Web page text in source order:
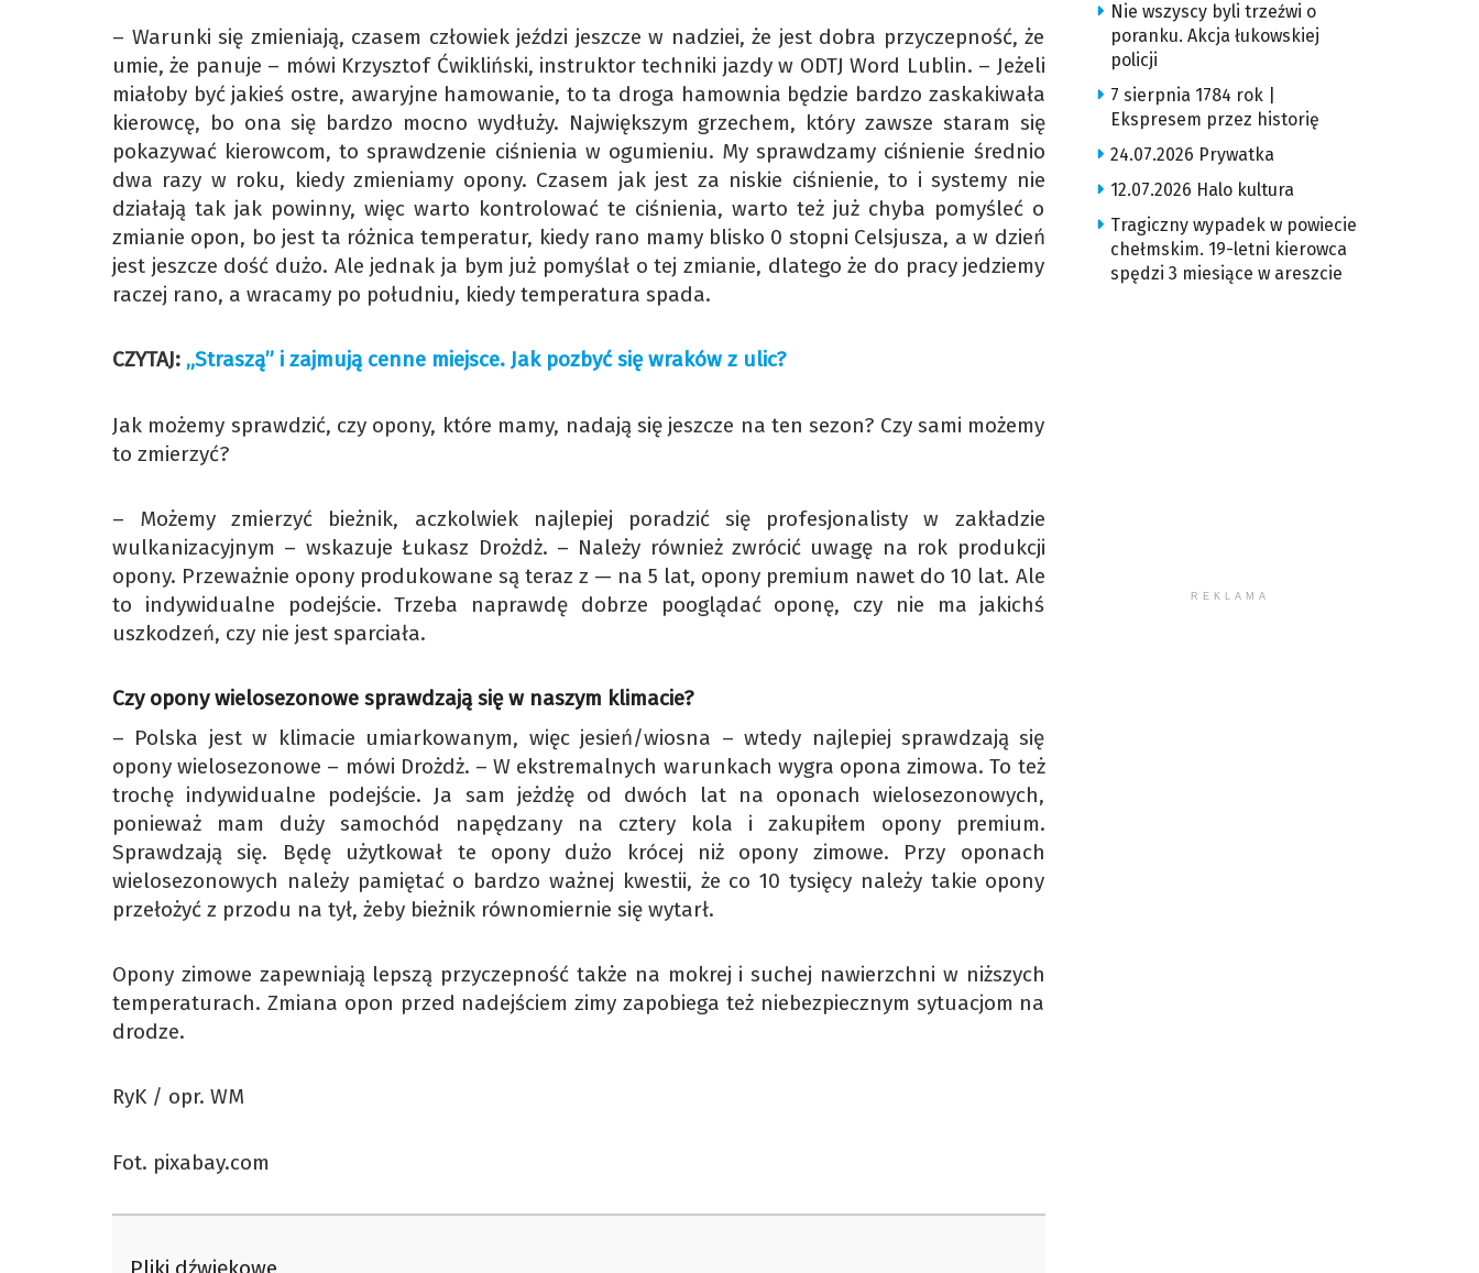
– Warunki się zmieniają, czasem człowiek jeździ jeszcze w nadziei, że jest dobra przyczepność, że
umie, że panuje – mówi Krzysztof Ćwikliński, instruktor techniki jazdy w ODTJ Word Lublin. – Jeżeli
miałoby być jakieś ostre, awaryjne hamowanie, to ta droga hamownia będzie bardzo zaskakiwała
kierowcę, bo ona się bardzo mocno wydłuży. Największym grzechem, który zawsze staram się
pokazywać kierowcom, to sprawdzenie ciśnienia w ogumieniu. My sprawdzamy ciśnienie średnio
dwa razy w roku, kiedy zmieniamy opony. Czasem jak jest za niskie ciśnienie, to i systemy nie
działają tak jak powinny, więc warto kontrolować te ciśnienia, warto też już chyba pomyśleć o
zmianie opon, bo jest ta różnica temperatur, kiedy rano mamy blisko 0 stopni Celsjusza, a w dzień
jest jeszcze dość dużo. Ale jednak ja bym już pomyślał o tej zmianie, dlatego że do pracy jedziemy
raczej rano, a wracamy po południu, kiedy temperatura spada.
CZYTAJ: „Straszą” i zajmują cenne miejsce. Jak pozbyć się wraków z ulic?
Jak możemy sprawdzić, czy opony, które mamy, nadają się jeszcze na ten sezon? Czy sami możemy
to zmierzyć?
– Możemy zmierzyć bieżnik, aczkolwiek najlepiej poradzić się profesjonalisty w zakładzie
wulkanizacyjnym – wskazuje Łukasz Drożdż. – Należy również zwrócić uwagę na rok produkcji
opony. Przeważnie opony produkowane są teraz z — na 5 lat, opony premium nawet do 10 lat. Ale
to indywidualne podejście. Trzeba naprawdę dobrze pooglądać oponę, czy nie ma jakichś
uszkodzeń, czy nie jest sparciała.
Czy opony wielosezonowe sprawdzają się w naszym klimacie?
– Polska jest w klimacie umiarkowanym, więc jesień/wiosna – wtedy najlepiej sprawdzają się
opony wielosezonowe – mówi Drożdż. – W ekstremalnych warunkach wygra opona zimowa. To też
trochę indywidualne podejście. Ja sam jeżdżę od dwóch lat na oponach wielosezonowych,
ponieważ mam duży samochód napędzany na cztery kola i zakupiłem opony premium.
Sprawdzają się. Będę użytkował te opony dużo krócej niż opony zimowe. Przy oponach
wielosezonowych należy pamiętać o bardzo ważnej kwestii, że co 10 tysięcy należy takie opony
przełożyć z przodu na tył, żeby bieżnik równomiernie się wytarł.
Opony zimowe zapewniają lepszą przyczepność także na mokrej i suchej nawierzchni w niższych
temperaturach. Zmiana opon przed nadejściem zimy zapobiega też niebezpiecznym sytuacjom na
drodze.
RyK / opr. WM
Fot. pixabay.com
Nie wszyscy byli trzeźwi o
poranku. Akcja łukowskiej
policji
7 sierpnia 1784 rok |
Ekspresem przez historię
24.07.2026 Prywatka
12.07.2026 Halo kultura
Tragiczny wypadek w powiecie
chełmskim. 19-letni kierowca
spędzi 3 miesiące w areszcie
REKLAMA